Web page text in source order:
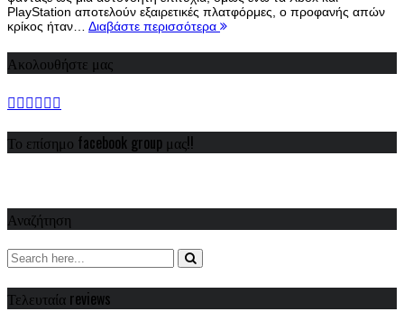
PlayStation αποτελούν εξαιρετικές πλατφόρμες, ο προφανής απών
κρίκος ήταν… Διαβάστε περισσότερα
Ακολουθήστε μας
Το επίσημο facebook group μας!!
Αναζήτηση
Τελευταία reviews